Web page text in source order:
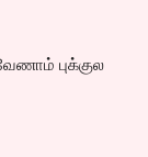
புக்குல